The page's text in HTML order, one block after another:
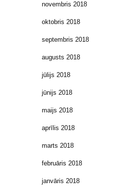
novembris 2018
oktobris 2018
septembris 2018
augusts 2018
jūlijs 2018
jūnijs 2018
maijs 2018
aprīlis 2018
marts 2018
februāris 2018
janvāris 2018